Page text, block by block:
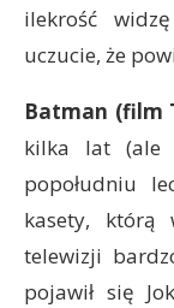
ilekrość
uczucie, że
Batman (film
kilka lat (ale
popołudniu
kasety, którą
telewizji
pojawił się